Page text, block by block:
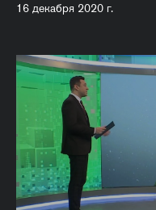
16 декабря 2020 г.